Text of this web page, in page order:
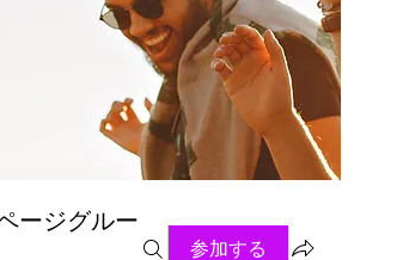
ージグルー
参加する